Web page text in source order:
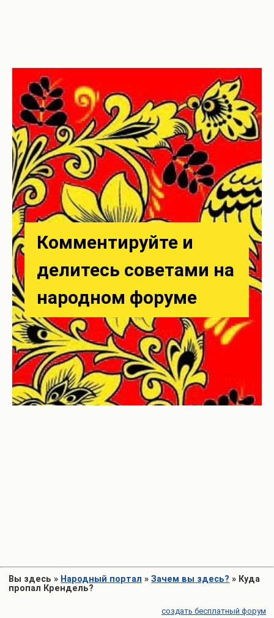
Вы здесь » Народный портал »Зачем вы здесь? » Куда
пропал Крендель?
создать бесплатный форум